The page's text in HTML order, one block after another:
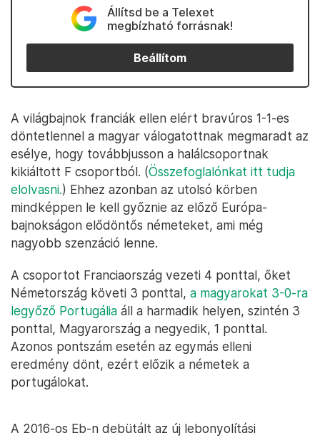
Állítsd be a Telexet
megbízható forrásnak!
Beállítom
A világbajnok franciák ellen elért bravúros 1-1-es
döntetlennel a magyar válogatottnak megmaradt az
esélye, hogy továbbjusson a halálcsoportnak
kikiáltott F csoportból. (Összefoglalónkat itt tudja
elolvasni.) Ehhez azonban az utolsó körben
mindképpen le kell győznie az előző Európa-
bajnokságon elődöntős németeket, ami még
nagyobb szenzáció lenne.
A csoportot Franciaország vezeti 4 ponttal, őket
Németország követi 3 ponttal, a magyarokat 3-0-ra
legyőző Portugália áll a harmadik helyen, szintén 3
ponttal, Magyarország a negyedik, 1 ponttal.
Azonos pontszám esetén az egymás elleni
eredmény dönt, ezért előzik a németek a
portugálokat.
A 2016-os Eb-n debütált az új lebonyolítási